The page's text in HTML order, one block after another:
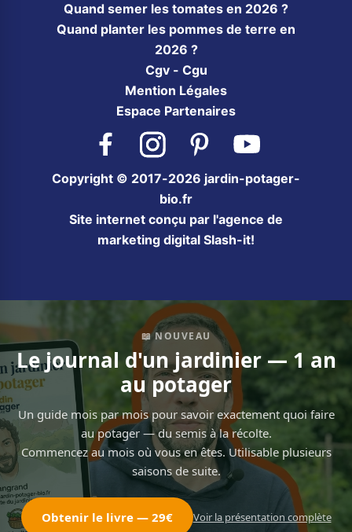
Quand semer les tomates en 2026 ?
Quand planter les pommes de terre en
2026 ?
Cgv - Cgu
Mention Légales
Espace Partenaires
Facebook InstagramPinterest YouTube
Copyright © 2017-2026 jardin-potager-
bio.fr
Site internet conçu par l'agence de
marketing digital Slash-it!
📖 NOUVEAU
Le journal d'un jardinier — 1 an
au potager
Un guide mois par mois pour savoir exactement quoi faire
au potager — du semis à la récolte.
Commencez au mois où vous en êtes. Utilisable plusieurs
saisons de suite.
Obtenir le livre — 29€ Voir la présentation complète